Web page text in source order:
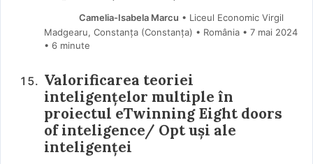
Camelia-Isabela Marcu • Liceul Economic Virgil
Madgearu, Constanța (Constanţa) • România
7 mai 2024
• 6 minute
Valorificarea teoriei
inteligențelor multiple în
proiectul eTwinning Eight doors
of inteligence/ Opt uși ale
inteligenței